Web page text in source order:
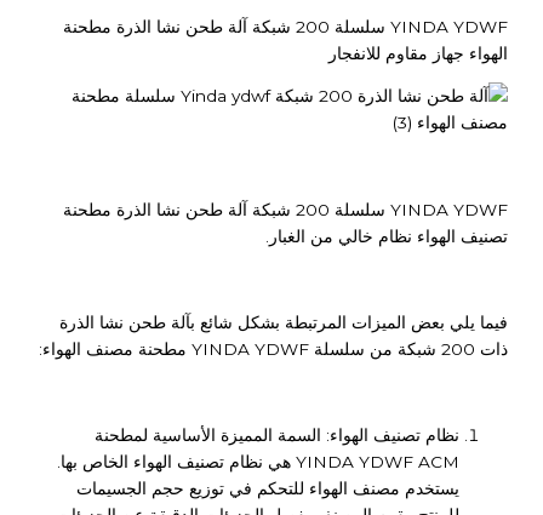
YINDA YDWF سلسلة 200 شبكة آلة طحن نشا الذرة مطحنة
الهواء جهاز مقاوم للانفجار
YINDA YDWF سلسلة 200 شبكة آلة طحن نشا الذرة مطحنة
تصنيف الهواء نظام خالي من الغبار.
فيما يلي بعض الميزات المرتبطة بشكل شائع بآلة طحن نشا الذرة
ذات 200 شبكة من سلسلة YINDA YDWF مطحنة مصنف الهواء:
نظام تصنيف الهواء: السمة المميزة الأساسية لمطحنة
YINDA YDWF ACM هي نظام تصنيف الهواء الخاص بها.
يستخدم مصنف الهواء للتحكم في توزيع حجم الجسيمات